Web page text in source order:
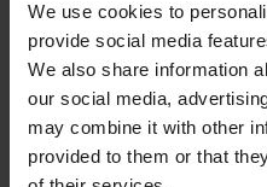
We use cookies to
provide social media
We also share information
our social media,
may combine it with other
provided to them or that
Så transporterar du din
I det här avsnittet av 24MX
hur du enkelt lastar din